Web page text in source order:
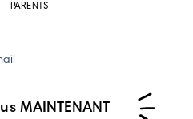
PARENTS
MAINTENANT